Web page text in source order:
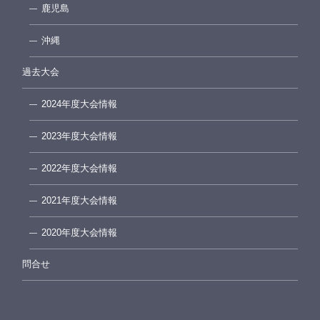
鹿児島
沖縄
過去大会
2024年度大会情報
2023年度大会情報
2022年度大会情報
2021年度大会情報
2020年度大会情報
問合せ